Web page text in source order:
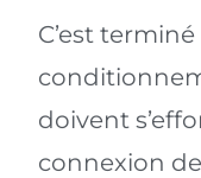
C’est
doivent
connexion